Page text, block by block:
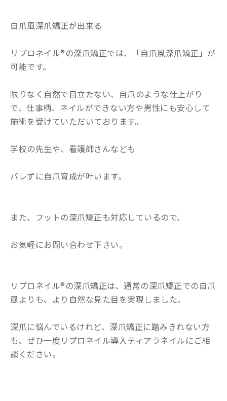
自爪風深爪矯正が出来る
リプロネイル®の深爪矯正では、「自爪風深爪矯正」が
可能です。
限りなく自然で目立たない、自爪のような仕上がり
で、仕事柄、ネイルができない方や男性にも安心して
施術を受けていただいております。
学校の先生や、看護師さんなども
バレずに自爪育成が叶います。
また、フットの深爪矯正も対応しているので、
お気軽にお問い合わせ下さい。
リプロネイル®の深爪矯正は、通常の深爪矯正での自爪
風よりも、より自然な見た目を実現しました。
深爪に悩んでいるけれど、深爪矯正に踏みきれない方
も、ぜひ一度リプロネイル導入ティアラネイルにご相
談ください。